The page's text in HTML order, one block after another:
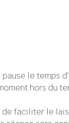
pause le temps
hors du
de faciliter le